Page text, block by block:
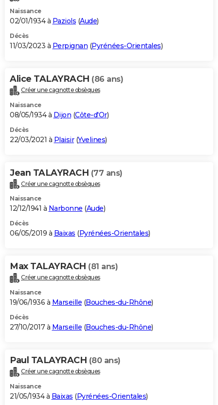
Naissance
02/01/1934 à Paziols (Aude)
Décès
11/03/2023 à Perpignan (Pyrénées-Orientales)
Alice TALAYRACH (86 ans)
Créer une cagnotte obsèques
Naissance
08/05/1934 à Dijon (Côte-d'Or)
Décès
22/03/2021 à Plaisir(Yvelines)
Jean TALAYRACH (77 ans)
Créer une cagnotte obsèques
Naissance
12/12/1941 à Narbonne (Aude)
Décès
06/05/2019 à Baixas (Pyrénées-Orientales)
Max TALAYRACH (81 ans)
Créer une cagnotte obsèques
Naissance
19/06/1936 à Marseille (Bouches-du-Rhône)
Décès
27/10/2017 à Marseille (Bouches-du-Rhône)
Paul TALAYRACH (80 ans)
Créer une cagnotte obsèques
Naissance
21/05/1934 à Baixas (Pyrénées-Orientales)